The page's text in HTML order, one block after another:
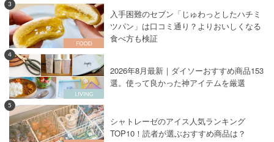
3
入手困難のセブン「じゅわっとしたハチミ
ツパン」は口コミ通り？よりおいしくなる
食べ方も検証
4
2026年8月最新｜ダイソーおすすめ商品153
選。使って良かった神アイテムを厳選
5
シャトレーゼのアイス人気ランキング
TOP10！読者が選ぶおすすめ商品は？